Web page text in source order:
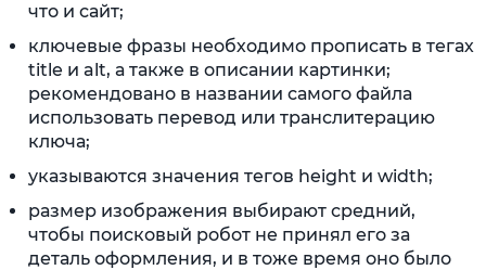
что и сайт;
ключевые фразы необходимо прописать в тегах
title и alt, а также в описании картинки;
рекомендовано в названии самого файла
использовать перевод или транслитерацию
ключа;
указываются значения тегов height и width;
размер изображения выбирают средний,
чтобы поисковый робот не принял его за
деталь оформления, и в тоже время оно было